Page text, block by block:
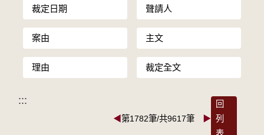
裁定日期 聲請人
案由 主文
理由 裁定全文
:::
◀第1782筆/共9617筆 ▶
回
列